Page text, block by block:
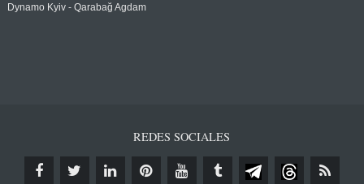
Dynamo Kyiv - Qarabağ Agdam
REDES SOCIALES